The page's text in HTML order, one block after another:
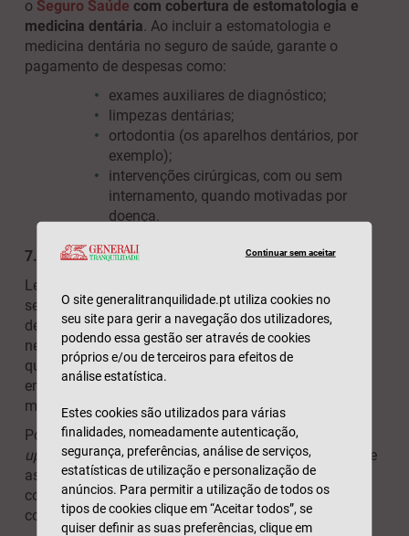
o Seguro Saúde com cobertura de estomatologia e
medicina dentária. Ao incluir a estomatologia e
medicina dentária no seguro de saúde, garante o
pagamento de despesas como:
exames auxiliares de diagnóstico;
limpezas dentárias;
ortodontia (os aparelhos dentários, por
exemplo);
intervenções cirúrgicas, com ou sem
internamento, quando motivadas por
doença.
7. Aumentar a confiança no dentista
Levar as crianças a uma consulta no dentista nem
sempre é uma tarefa fácil. Na verdade, o consultório
de um dentista pode assustar! Sons que as deixam
nervosas, instrumentos estranhos e desconhecidos
que se põem dentro da boca e muitas cenas de filmes
em que o dentista não é propriamente a personagem
mais simpática.
Por este motivo, levar as crianças aocheck-
up
dentário, desde bem pequenas, é a melhor forma de
as habituar. Para isso, transmita aos seus filhos a
confiança que tem no dentista e encare a consulta
como algo natural.
Continuar sem aceitar
O site generalitranquilidade.pt utiliza cookies no
seu site para gerir a navegação dos utilizadores,
podendo essa gestão ser através de cookies
próprios e/ou de terceiros para efeitos de
análise estatística.
Estes cookies são utilizados para várias
finalidades, nomeadamente autenticação,
segurança, preferências, análise de serviços,
estatísticas de utilização e personalização de
anúncios. Para permitir a utilização de todos os
tipos de cookies clique em “Aceitar todos”, se
quiser definir as suas preferências, clique em